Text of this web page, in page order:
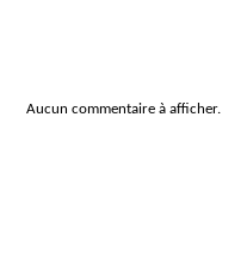
Aucun commentaire à afficher.